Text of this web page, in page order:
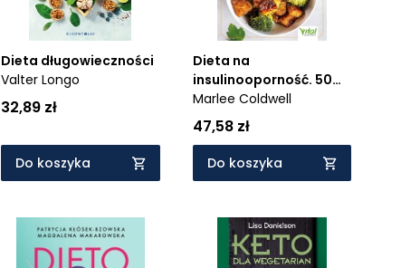
Dieta długowieczności
Valter Longo
32,89 zł
Do koszyka
Dieta na
insulinooporność. 50
przepisów na pyszne
dania, dzięki którym
uregulujesz poziom
glukozy i insuliny we
krwi
Marlee Coldwell
47,58 zł
Do koszyka